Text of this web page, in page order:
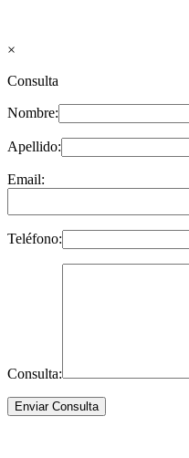
×
Consulta
Nombre:
Apellido:
Email:
Teléfono:
Consulta: